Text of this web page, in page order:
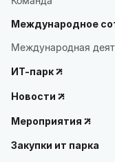
Международное
Международная
ИТ-парк
Новости
Мероприятия
Закупки ит парка